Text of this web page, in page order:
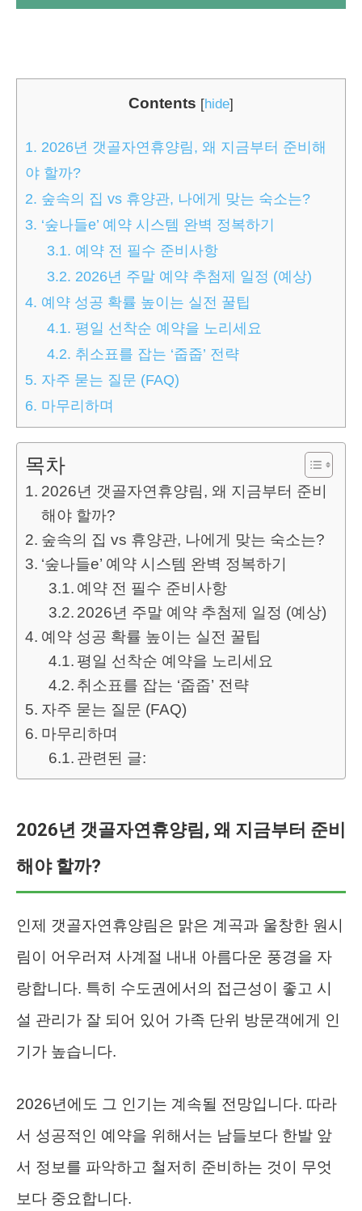
Contents [hide]
1. 2026년 갯골자연휴양림, 왜 지금부터 준비해
야 할까?
2. 숲속의 집 vs 휴양관, 나에게 맞는 숙소는?
3. ‘숲나들e’ 예약 시스템 완벽 정복하기
3.1. 예약 전 필수 준비사항
3.2. 2026년 주말 예약 추첨제 일정 (예상)
4. 예약 성공 확률 높이는 실전 꿀팁
4.1. 평일 선착순 예약을 노리세요
4.2. 취소표를 잡는 ‘줍줍’ 전략
5. 자주 묻는 질문 (FAQ)
6. 마무리하며
목차
2026년 갯골자연휴양림, 왜 지금부터 준비
해야 할까?
숲속의 집 vs 휴양관, 나에게 맞는 숙소는?
‘숲나들e’ 예약 시스템 완벽 정복하기
예약 전 필수 준비사항
2026년 주말 예약 추첨제 일정 (예상)
예약 성공 확률 높이는 실전 꿀팁
평일 선착순 예약을 노리세요
취소표를 잡는 ‘줍줍’ 전략
자주 묻는 질문 (FAQ)
마무리하며
관련된 글:
2026년 갯골자연휴양림, 왜 지금부터 준비
해야 할까?
인제 갯골자연휴양림은 맑은 계곡과 울창한 원시
림이 어우러져 사계절 내내 아름다운 풍경을 자
랑합니다. 특히 수도권에서의 접근성이 좋고 시
설 관리가 잘 되어 있어 가족 단위 방문객에게 인
기가 높습니다.
2026년에도 그 인기는 계속될 전망입니다. 따라
서 성공적인 예약을 위해서는 남들보다 한발 앞
서 정보를 파악하고 철저히 준비하는 것이 무엇
보다 중요합니다.